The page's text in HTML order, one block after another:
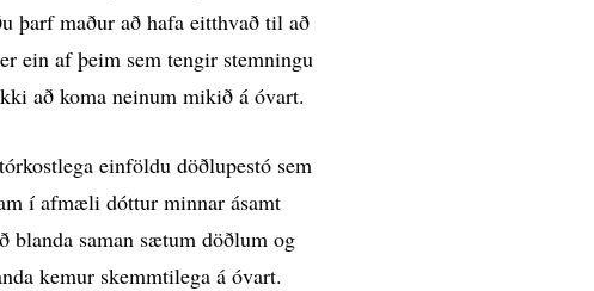
þarf maður að hafa eitthvað til að
ein af þeim sem tengir stemningu
að koma neinum mikið á óvart.
einföldu döðlupestó sem
í afmæli dóttur minnar ásamt
blanda saman sætum döðlum og
kemur skemmtilega á óvart.